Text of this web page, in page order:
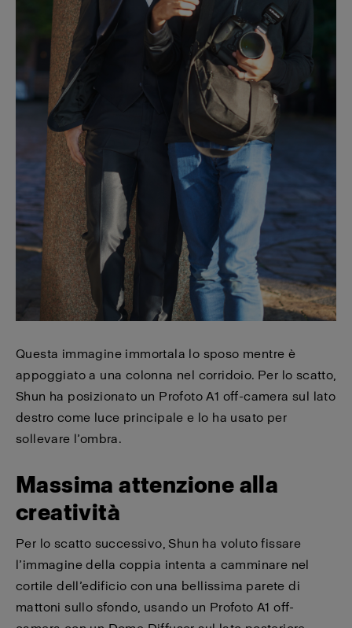
Questa immagine immortala lo sposo mentre è
appoggiato a una colonna nel corridoio. Per lo scatto,
Shun ha posizionato un Profoto A1 off-camera sul lato
destro come luce principale e lo ha usato per
sollevare l’ombra.
Massima attenzione alla
creatività
Per lo scatto successivo, Shun ha voluto fissare
l’immagine della coppia intenta a camminare nel
cortile dell’edificio con una bellissima parete di
mattoni sullo sfondo, usando un Profoto A1 off-